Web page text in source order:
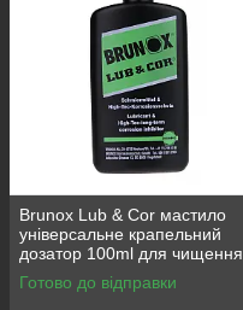
Brunox Lub & Cor мастило
універсальне крапельний
дозатор 100ml для чищення
та мастила зброї, обсяг 100
мл
Готово до відправки